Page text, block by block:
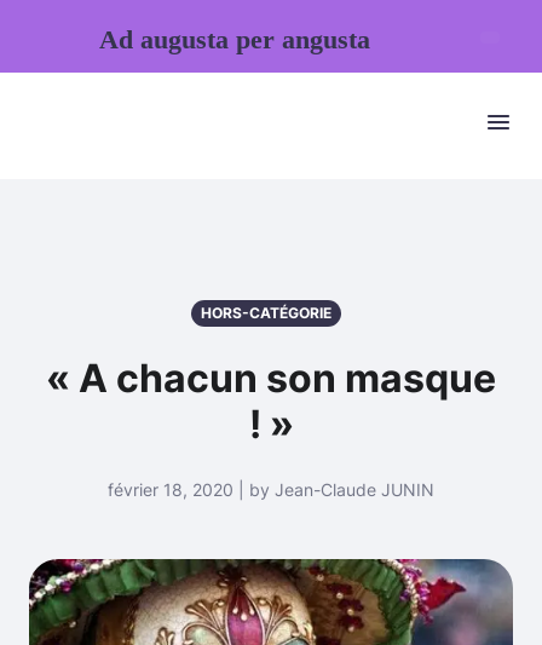
HORS-CATÉGORIE
« A chacun son masque
! »
février 18, 2020 | by Jean-Claude JUNIN
Ad augusta per angusta